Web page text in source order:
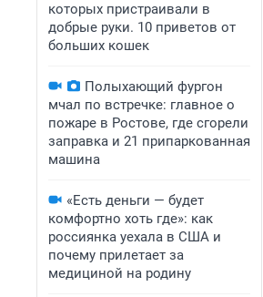
которых пристраивали в
добрые руки. 10 приветов от
больших кошек
Полыхающий фургон
мчал по встречке: главное о
пожаре в Ростове, где сгорели
заправка и 21 припаркованная
машина
«Есть деньги — будет
комфортно хоть где»: как
россиянка уехала в США и
почему прилетает за
медициной на родину